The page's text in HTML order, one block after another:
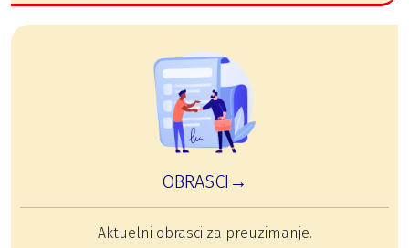
OBRASCI→
Aktuelni obrasci za preuzimanje.